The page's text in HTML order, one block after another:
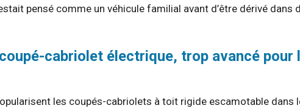
pensé comme un véhicule familial avant d’être dérivé dans
cabriolet électrique, trop avancé pour
les coupés-cabriolets à toit rigide escamotable dans